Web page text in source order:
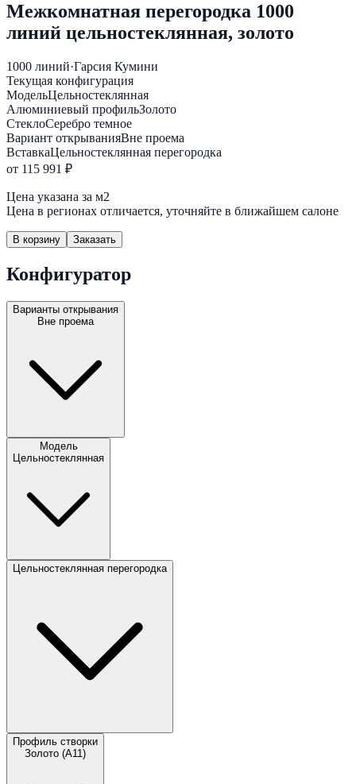
Межкомнатная перегородка 1000
линий цельностеклянная, золото
1000 линий·Гарсия Кумини
Текущая конфигурация
МодельЦельностеклянная
Алюминиевый профильЗолото
СтеклоСеребро темное
Вариант открыванияВне проема
ВставкаЦельностеклянная перегородка
от 115 991 ₽
Цена указана за м2
Цена в регионах отличается, уточняйте в ближайшем салоне
В корзину Заказать
Конфигуратор
Варианты открывания
Вне проема
Модель
Цельностеклянная
Цельностеклянная перегородка
Профиль створки
Золото (А11)